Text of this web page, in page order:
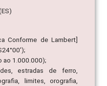
Conforme de Lambert]
ao 1.000.000);
estradas de ferro,
limites, orografia,